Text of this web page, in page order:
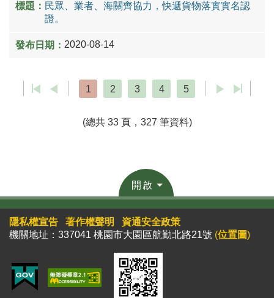
民眾、業者、海關齊協力，快遞貨物落實實名認
證。
2020-08-14
1 2 3 4 5
(總共 33 頁，327 筆資料)
開啟
隱私權宣告 著作權聲明
資通安全政策
機關地址：337041 桃園市大園區航勤北路21號 (位置圖)